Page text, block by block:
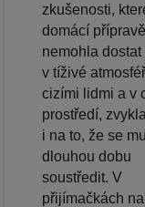
zkušenosti,
domácí přípravě
nemohla dostat
v tíživé
cizími lidmi a v
prostředí,
i na to, že se
dlouhou dobu
soustředit. V
přijímačkách